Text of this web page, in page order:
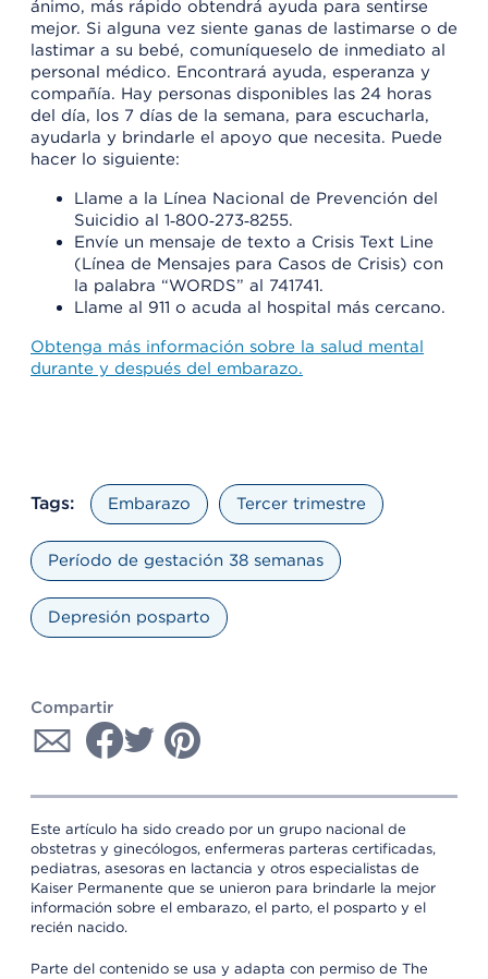
ánimo, más rápido obtendrá ayuda para sentirse
mejor. Si alguna vez siente ganas de lastimarse o de
lastimar a su bebé, comuníqueselo de inmediato al
personal médico. Encontrará ayuda, esperanza y
compañía. Hay personas disponibles las 24 horas
del día, los 7 días de la semana, para escucharla,
ayudarla y brindarle el apoyo que necesita. Puede
hacer lo siguiente:
Llame a la Línea Nacional de Prevención del
Suicidio al 1‑800‑273‑8255.
Envíe un mensaje de texto a Crisis Text Line
(Línea de Mensajes para Casos de Crisis) con
la palabra “WORDS” al 741741.
Llame al 911 o acuda al hospital más cercano.
Obtenga más información sobre la salud mental
durante y después del embarazo.
Tags: Embarazo Tercer trimestre
Período de gestación 38 semanas
Depresión posparto
Compartir
Este artículo ha sido creado por un grupo nacional de
obstetras y ginecólogos, enfermeras parteras certificadas,
pediatras, asesoras en lactancia y otros especialistas de
Kaiser Permanente que se unieron para brindarle la mejor
información sobre el embarazo, el parto, el posparto y el
recién nacido.
Parte del contenido se usa y adapta con permiso de The